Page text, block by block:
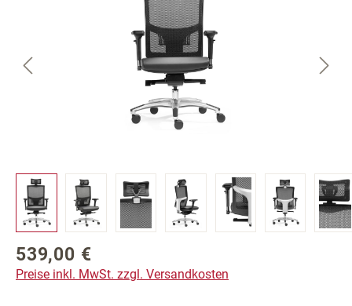
Regulärer Preis:
539,00 €
Preise inkl. MwSt. zzgl. Versandkosten